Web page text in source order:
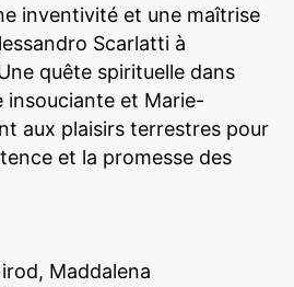
inventivité et une maîtrise
Scarlatti à
quête spirituelle dans
insouciante et Marie-
aux plaisirs terrestres pour
et la promesse des
Maddalena